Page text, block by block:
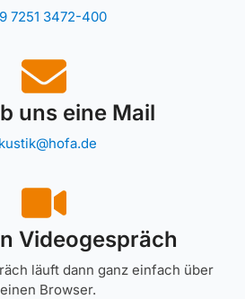
7251 3472-400
uns eine Mail
Videogespräch
läuft dann ganz einfach über
Browser.